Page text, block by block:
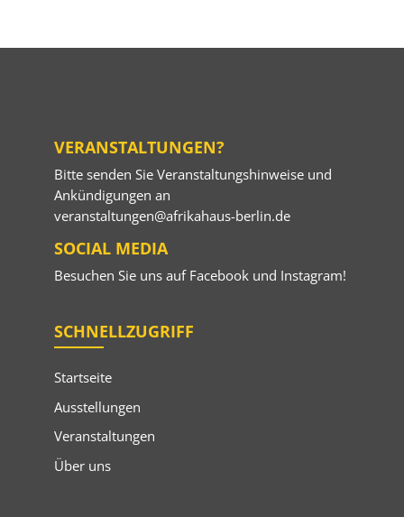
VERANSTALTUNGEN?
Bitte senden Sie Veranstaltungshinweise und
Ankündigungen an
veranstaltungen@afrikahaus-berlin.de
SOCIAL MEDIA
Besuchen Sie uns auf Facebookund Instagram!
SCHNELLZUGRIFF
Startseite
Ausstellungen
Veranstaltungen
Über uns